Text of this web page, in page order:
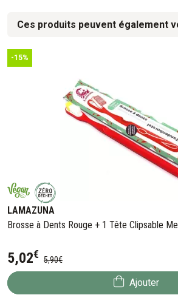
Ces produits peuvent également
-15%
LAMAZUNA
Brosse à Dents Rouge + 1 Tête Clipsable
5,02€ 5,90€
Ajouter